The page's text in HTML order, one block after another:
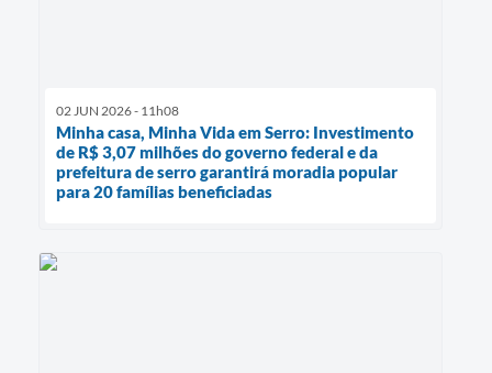
02 JUN 2026 - 11h08
Minha casa, Minha Vida em Serro: Investimento
de R$ 3,07 milhões do governo federal e da
prefeitura de serro garantirá moradia popular
para 20 famílias beneficiadas